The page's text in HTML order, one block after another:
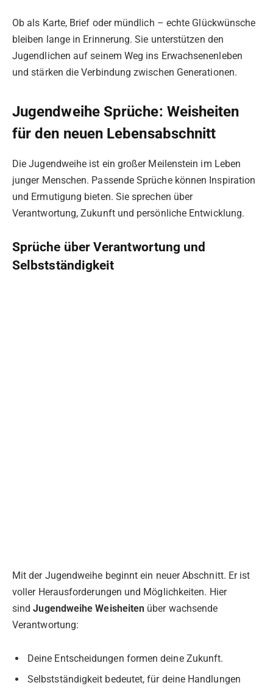
Ob als Karte, Brief oder mündlich – echte Glückwünsche
bleiben lange in Erinnerung. Sie unterstützen den
Jugendlichen auf seinem Weg ins Erwachsenenleben
und stärken die Verbindung zwischen Generationen.
Jugendweihe Sprüche: Weisheiten
für den neuen Lebensabschnitt
Die Jugendweihe ist ein großer Meilenstein im Leben
junger Menschen. Passende Sprüche können Inspiration
und Ermutigung bieten. Sie sprechen über
Verantwortung, Zukunft und persönliche Entwicklung.
Sprüche über Verantwortung und
Selbstständigkeit
Mit der Jugendweihe beginnt ein neuer Abschnitt. Er ist
voller Herausforderungen und Möglichkeiten. Hier
sindJugendweihe Weisheiten über wachsende
Verantwortung:
Deine Entscheidungen formen deine Zukunft.
Selbstständigkeit bedeutet, für deine Handlungen